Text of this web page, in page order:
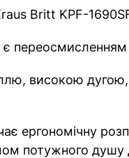
Britt KPF-
високою дугою,
ергономічну
потужного душу